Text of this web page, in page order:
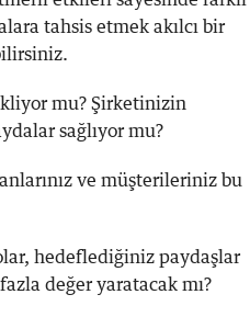
tahsis etmek akılcı bir
mu? Şirketinizin
sağlıyor mu?
ve müşterileriniz bu
hedeflediğiniz paydaşlar
değer yaratacak mı?